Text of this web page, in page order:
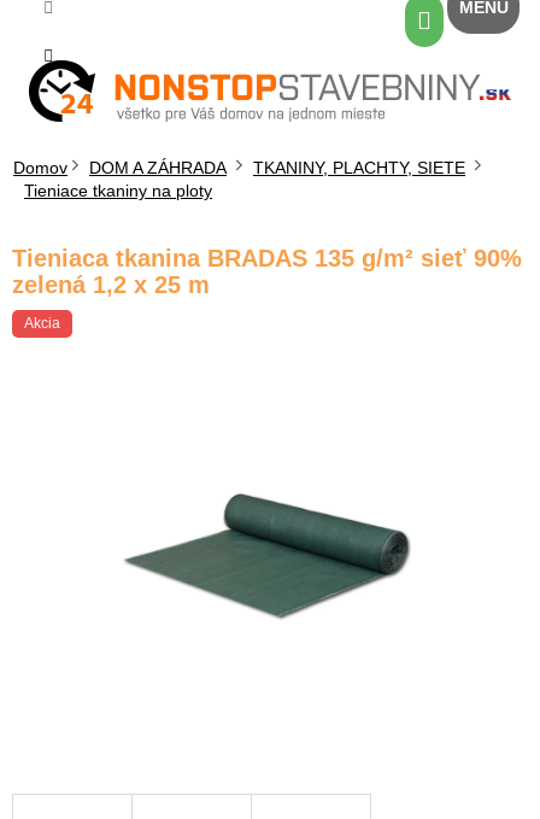
obsah
Nákupný
košík
Domov DOM A ZÁHRADA
TKANINY, PLACHTY, SIETE
Tieniace tkaniny na ploty
Tieniaca tkanina BRADAS 135 g/m² sieť 90%
zelená 1,2 x 25 m
Akcia